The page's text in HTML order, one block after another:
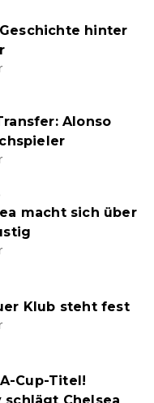
hinter
Alonso
macht sich über
Klub steht fest
Cup-Titel!